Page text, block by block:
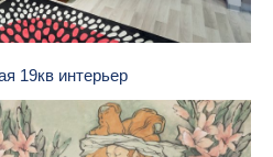
19кв интерьер